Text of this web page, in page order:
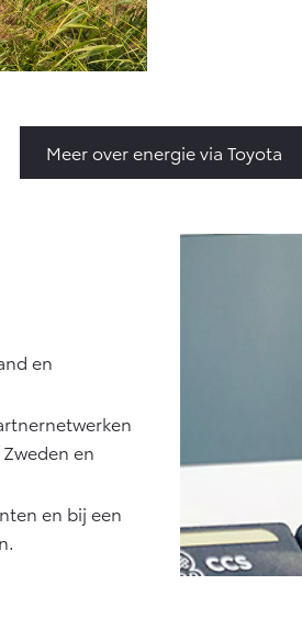
Meer over energie via Toyota
en
en
en bij een